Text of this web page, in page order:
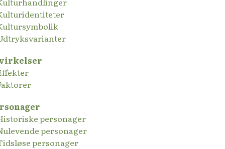
personager
personager
personager